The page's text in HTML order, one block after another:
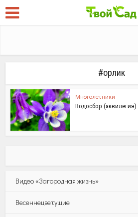
#орлик
Многолетники
Водосбор (аквилегия)
Видео «Загородная жизнь»
Весеннецветущие